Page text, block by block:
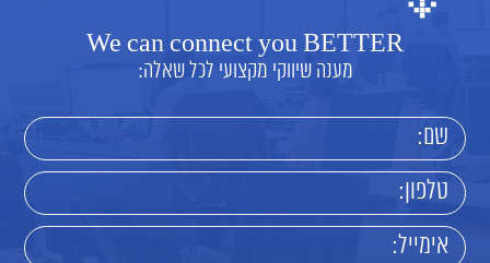
We can connect you BETTER
מענה שיווקי מקצועי לכל שאלה: